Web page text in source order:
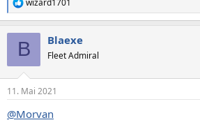
R
e
e
:
B Blaexe
Fleet Admiral
11. Mai 2021
@Morvan